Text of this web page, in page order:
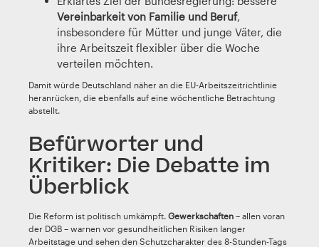
Vereinbarkeit von Familie und Beruf,
insbesondere für Mütter und junge Väter, die
ihre Arbeitszeit flexibler über die Woche
verteilen möchten.
Damit würde Deutschland näher an die EU-Arbeitszeitrichtlinie
heranrücken, die ebenfalls auf eine wöchentliche Betrachtung
abstellt.
Befürworter und
Kritiker: Die Debatte im
Überblick
Die Reform ist politisch umkämpft. Gewerkschaften – allen voran
der DGB – warnen vor gesundheitlichen Risiken langer
Arbeitstage und sehen den Schutzcharakter des 8-Stunden-Tags